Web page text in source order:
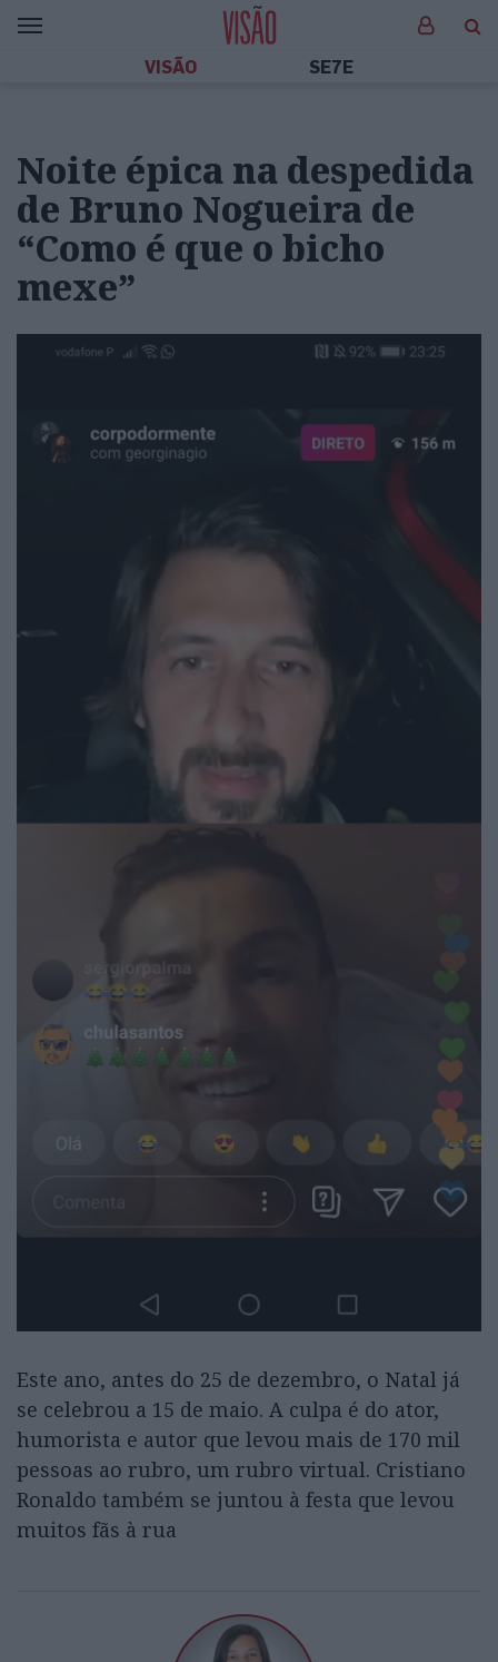
VISÃO SE7E
Noite épica na despedida
de Bruno Nogueira de
“Como é que o bicho
mexe”
Este ano, antes do 25 de dezembro, o Natal já
se celebrou a 15 de maio. A culpa é do ator,
humorista e autor que levou mais de 170 mil
pessoas ao rubro, um rubro virtual. Cristiano
Ronaldo também se juntou à festa que levou
muitos fãs à rua